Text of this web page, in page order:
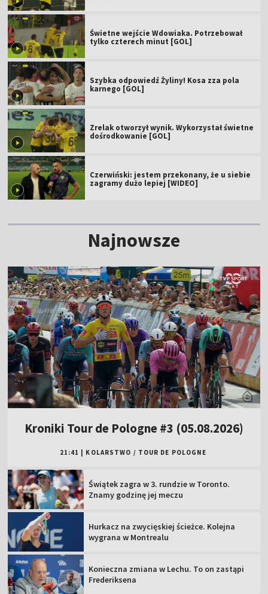
Świetne wejście Wdowiaka. Potrzebował
tylko czterech minut [GOL]
Szybka odpowiedź Żyliny! Kosa zza pola
karnego [GOL]
Zrelak otworzył wynik. Wykorzystał świetne
dośrodkowanie [GOL]
Czerwiński: jestem przekonany, że u siebie
zagramy dużo lepiej [WIDEO]
Najnowsze
Kroniki Tour de Pologne #3 (05.08.2026)
21:41 KOLARSTWO / TOUR DE POLOGNE
Świątek zagra w 3. rundzie w Toronto.
Znamy godzinę jej meczu
Hurkacz na zwycięskiej ścieżce. Kolejna
wygrana w Montrealu
Konieczna zmiana w Lechu. To on zastąpi
Frederiksena